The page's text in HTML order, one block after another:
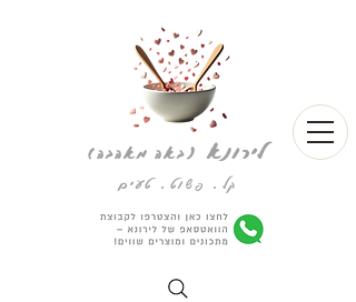
לירונא(באה מאהבה)
קל. פשוט. טעים